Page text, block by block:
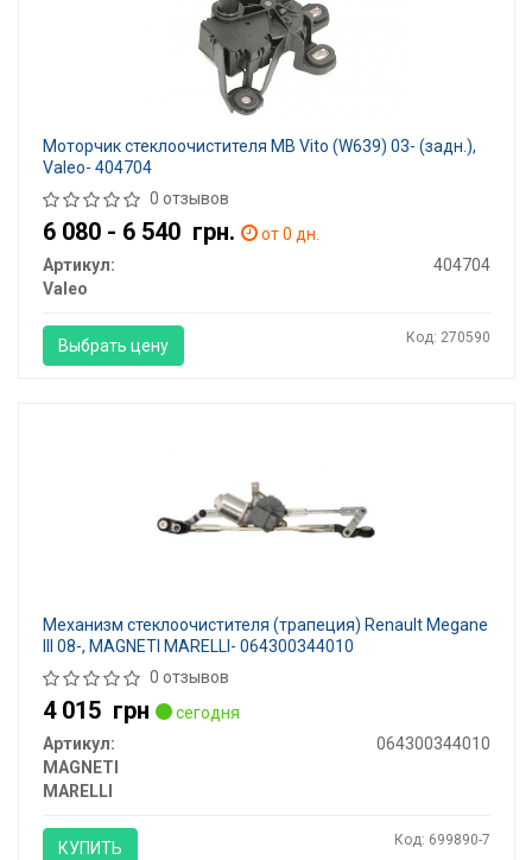
Моторчик стеклоочистителя MB Vito (W639) 03- (задн.),
Valeo- 404704
0 отзывов
6 080 - 6 540 грн.
от 0 дн.
Артикул:
404704
Valeo
Выбрать цену Код: 270590
Механизм стеклоочистителя (трапеция) Renault Megane
III 08-, MAGNETI MARELLI- 064300344010
0 отзывов
4 015 грн
сегодня
Артикул:
064300344010
MAGNETI
MARELLI
КУПИТЬ Код: 699890-7